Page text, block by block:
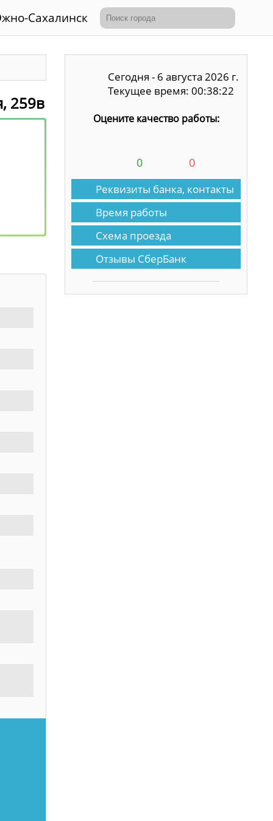
Сахалинск
259в
Сегодня - 6 августа 2026 г.
Текущее время: 00:38:22
Оцените качество работы:
0 0
Реквизиты банка, контакты
Время работы
Схема проезда
Отзывы СберБанк